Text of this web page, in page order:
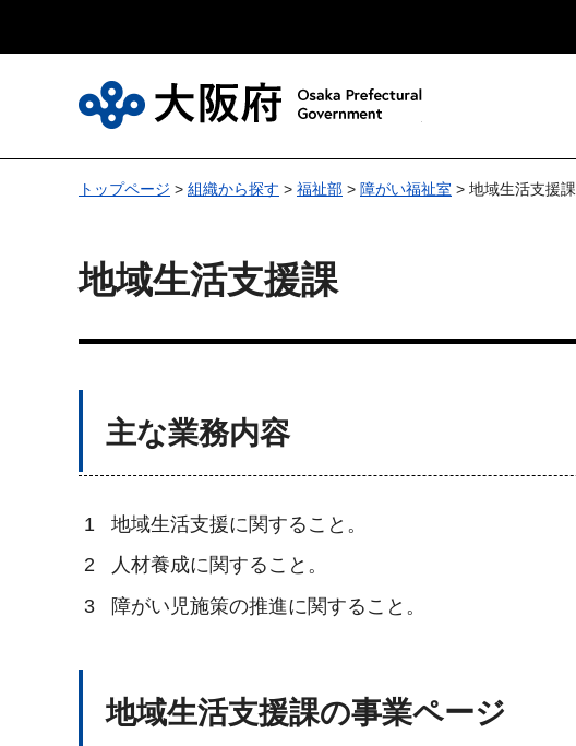
トップページ > 組織から探す > 福祉部 > 障がい福祉室 > 地域生活支援課
地域生活支援課
主な業務内容
1
地域生活支援に関すること。
2
人材養成に関すること。
3
障がい児施策の推進に関すること。
地域生活支援課の事業ページ